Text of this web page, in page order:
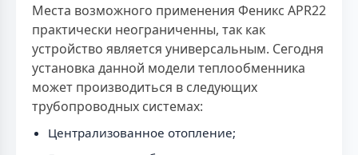
Места возможного применения Феникс APR22
практически неограниченны, так как
устройство является универсальным. Сегодня
установка данной модели теплообменника
может производиться в следующих
трубопроводных системах:
Централизованное отопление;